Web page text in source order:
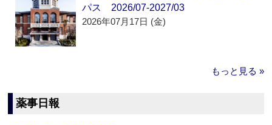
パス 2026/07-2027/03
2026年07月17日 (金)
もっと見る »
薬事日報